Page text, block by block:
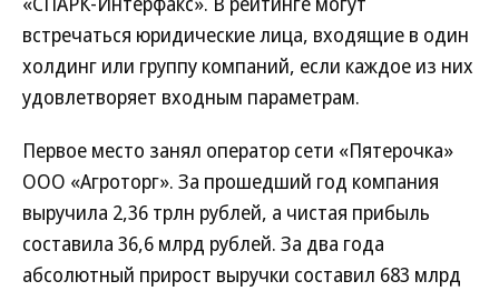
встречаться юридические лица, входящие в один
холдинг или группу компаний, если каждое из них
удовлетворяет входным параметрам.
Первое место занял оператор сети «Пятерочка»
ООО «Агроторг». За прошедший год компания
выручила 2,36 трлн рублей, а чистая прибыль
составила 36,6 млрд рублей. За два года
абсолютный прирост выручки составил 683 млрд